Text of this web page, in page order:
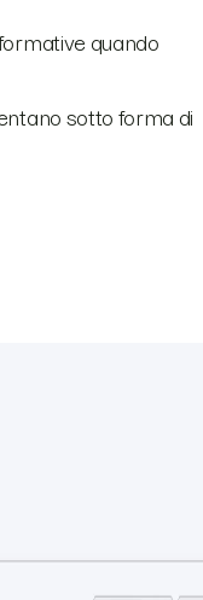
quando
sotto forma di